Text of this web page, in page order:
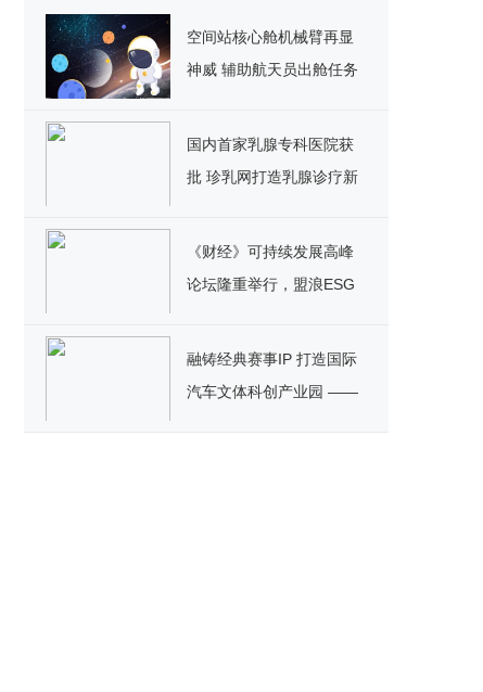
空间站核心舱机械臂再显
神威 辅助航天员出舱任务
国内首家乳腺专科医院获
批 珍乳网打造乳腺诊疗新
《财经》可持续发展高峰
论坛隆重举行，盟浪ESG
融铸经典赛事IP 打造国际
汽车文体科创产业园 ——